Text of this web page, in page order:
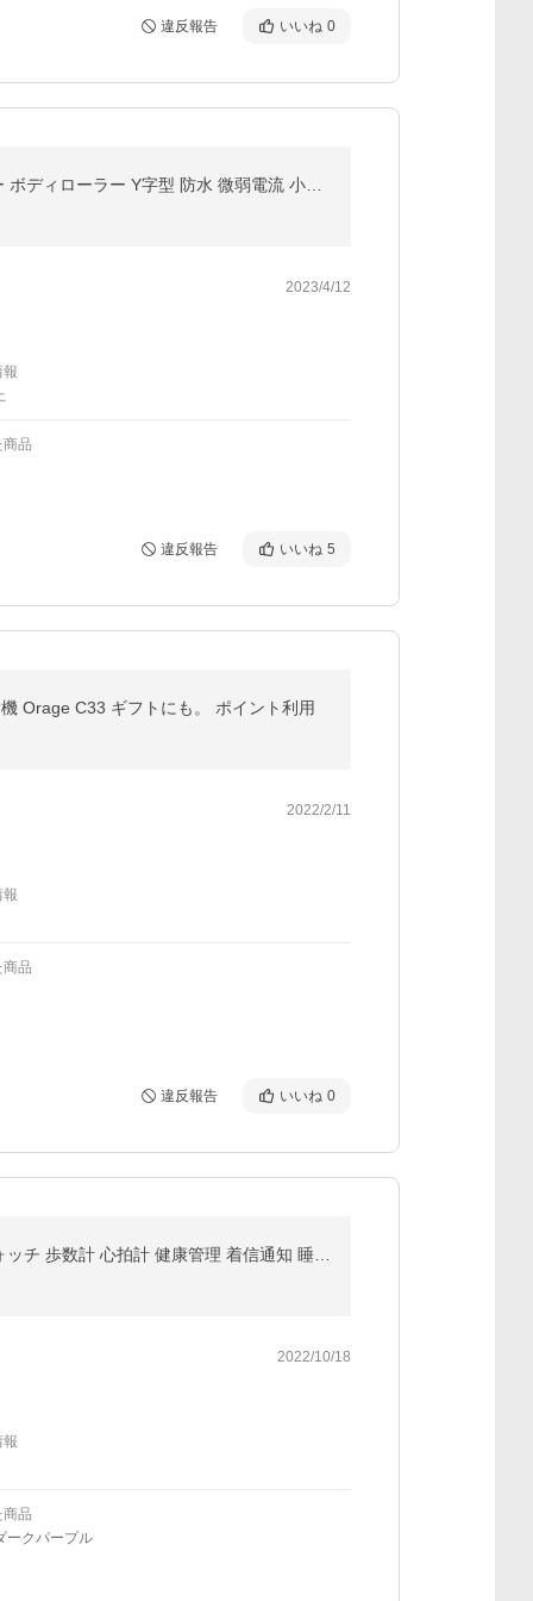
違反報告 いいね 0
2023/4/12
報
品
違反報告 いいね 5
Orage C33 ギフトにも。 ポイント利用
2022/2/11
報
品
違反報告 いいね 0
2022/10/18
報
品
ークパープル